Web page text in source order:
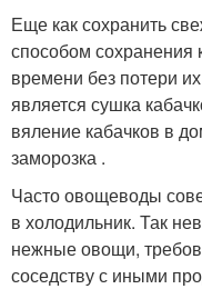
Еще как сохранить
способом сохранения
времени без потери
является сушка
вяление кабачков в
заморозка .
Часто овощеводы
в холодильник. Так
нежные овощи,
соседству с иными